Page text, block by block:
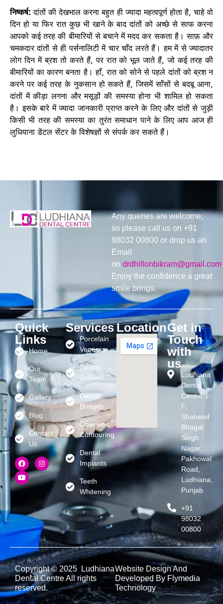
निष्कर्ष:दांतों की देखभाल करना बहुत ही ज्यादा महत्वपूर्ण होता है, चाहे वो
दिन हो या फिर रात कुछ भी खाने के बाद दांतों को अच्छे से साफ करना
आपको कई तरह की बीमारियों से बचाने में मदद कर सकता है। साफ़ और
चमकदार दांतों से ही पर्सनालिटी में चार चाँद लरते हैं। हम में से ज्यादातर
लोग दिन में ब्रश तो करते हैं, पर रात को भूल जाते हैं, जो कई तरह की
बीमारियों का कारण बनता है। हाँ, रात को सोने से पहले दांतों को ब्रश न
करने पर कई तरह के नुकसान हो सकते हैं, जिसमें साँसों से बदबू आना,
दांतों में कीड़ा लगना और मसूड़ों की समस्या होना भी शामिल हो सकता
है। इसके बारे में ज्यादा जानकारी प्राप्त करने के लिए और दांतों से जुड़ी
किसी भी तरह की समस्या का तुरंत समाधान पाने के लिए आप आज ही
लुधियाना डेंटल सेंटर के विशेषज्ञों से संपर्क कर सकते हैं।
Any queries are welcome,
so please call us on +91
98032 00800 or drop us an
Email
on drdhillonbikram@gmail.com.
Enjoy the confidence a great
smile brings.
Quick
Links
Home
Our
Team
Gallery
Blog
Contact
Us
Services
Porcelain
Veneers
Dental
Crowns
Dental
Bridges
Cosmetic
Contouring
Dental
Implants
Teeth
Whitening
LocationGet in
Touch
with
us
Ludhiana
Dental
Centre 1-
F,
Shaheed
Bhagat
Singh
Nagar,
Pakhowal
Road,
Ludhiana,
Punjab
+91
98032
00800
Copyright © 2025 Ludhiana
Dental Centre All rights
reserved.
Website Design And
Developed By Flymedia
Technology